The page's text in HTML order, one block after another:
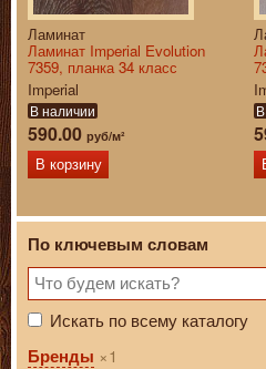
Ламинат
Ламинат Imperial Evolution
7359, планка 34 класс
Imperial
В наличии
590.00 руб/м²
В корзину
По ключевым словам
Искать по всему каталогу
Бренды
1